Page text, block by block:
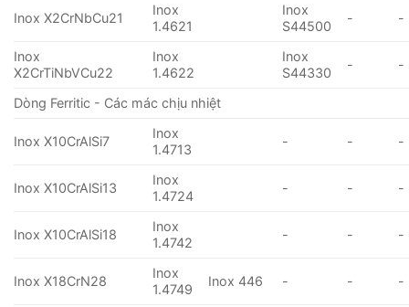
Inox X2CrNbCu21
Inox
1.4621
Inox
S44500
- -
Inox
X2CrTiNbVCu22
Inox
1.4622
Inox
S44330
- -
Dòng Ferritic - Các mác chịu nhiệt
Inox X10CrAlSi7
Inox
1.4713
- - -
Inox X10CrAlSi13
Inox
1.4724
- - -
Inox X10CrAlSi18
Inox
1.4742
- - -
Inox X18CrN28
Inox
1.4749
Inox 446 - - -